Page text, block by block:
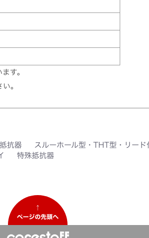
す。
。
抗器
スルーホール型・THT型・リード
特殊抵抗器
↑
ページの先頭へ